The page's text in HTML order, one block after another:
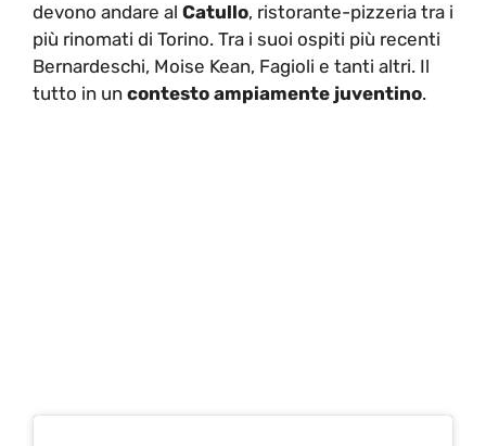
devono andare al Catullo, ristorante-pizzeria tra i
più rinomati di Torino. Tra i suoi ospiti più recenti
Bernardeschi, Moise Kean, Fagioli e tanti altri. Il
tutto in un contesto ampiamente juventino.